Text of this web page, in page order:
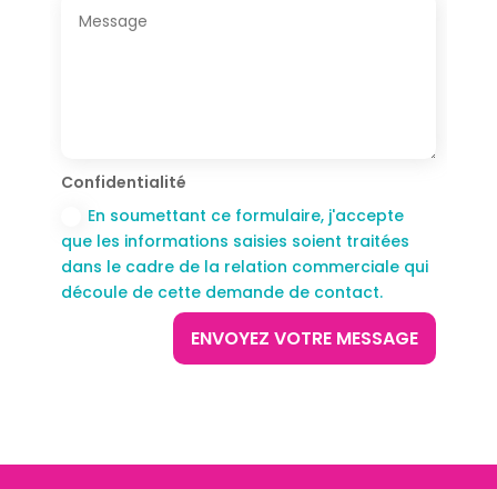
Confidentialité
En soumettant ce formulaire, j'accepte
que les informations saisies soient traitées
dans le cadre de la relation commerciale qui
découle de cette demande de contact.
ENVOYEZ VOTRE MESSAGE